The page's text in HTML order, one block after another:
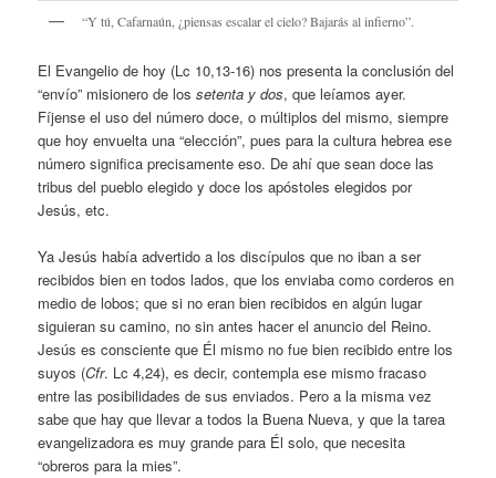
“Y tú, Cafarnaún, ¿piensas escalar el cielo? Bajarás al infierno”.
El Evangelio de hoy (Lc 10,13-16) nos presenta la conclusión del
“envío” misionero de lossetenta y dos, que leíamos ayer.
Fíjense el uso del número doce, o múltiplos del mismo, siempre
que hoy envuelta una “elección”, pues para la cultura hebrea ese
número significa precisamente eso. De ahí que sean doce las
tribus del pueblo elegido y doce los apóstoles elegidos por
Jesús, etc.
Ya Jesús había advertido a los discípulos que no iban a ser
recibidos bien en todos lados, que los enviaba como corderos en
medio de lobos; que si no eran bien recibidos en algún lugar
siguieran su camino, no sin antes hacer el anuncio del Reino.
Jesús es consciente que Él mismo no fue bien recibido entre los
suyos (Cfr. Lc 4,24), es decir, contempla ese mismo fracaso
entre las posibilidades de sus enviados. Pero a la misma vez
sabe que hay que llevar a todos la Buena Nueva, y que la tarea
evangelizadora es muy grande para Él solo, que necesita
“obreros para la mies”.